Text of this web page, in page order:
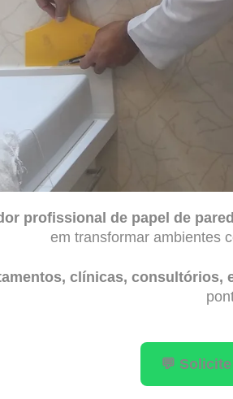
profissional de papel de
em transformar ambientes
clínicas, consultórios,
💬